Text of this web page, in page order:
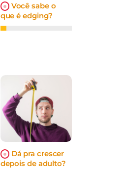
Você sabe o
que é edging?
Dá pra crescer
depois de adulto?